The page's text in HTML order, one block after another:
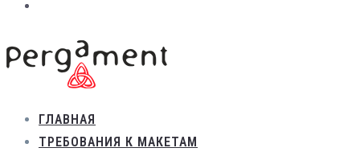
ГЛАВНАЯ
ТРЕБОВАНИЯ К МАКЕТАМ